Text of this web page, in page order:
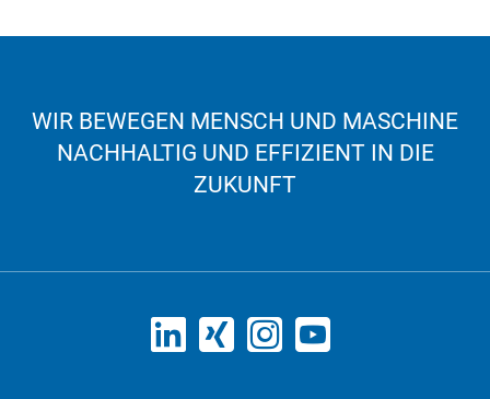
WIR BEWEGEN MENSCH UND MASCHINE
NACHHALTIG UND EFFIZIENT IN DIE
ZUKUNFT